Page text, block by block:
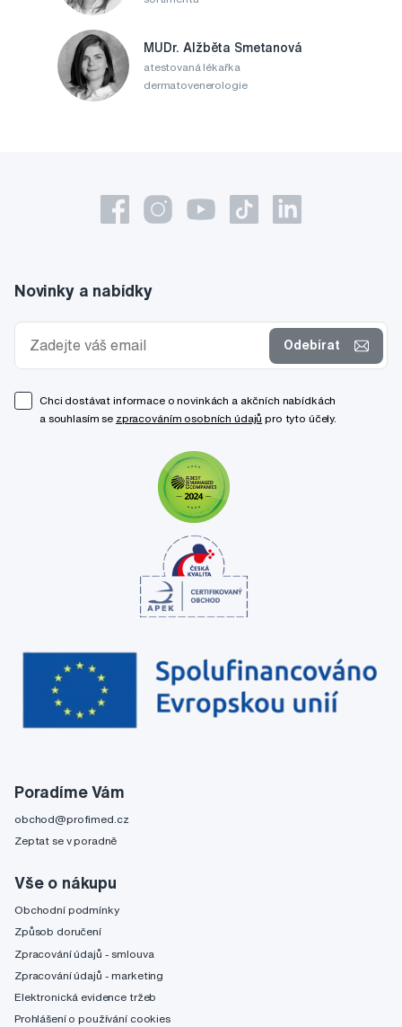
MUDr. Alžběta Smetanová
atestovaná lékařka
dermatovenerologie
Poradíme Vám
obchod@profimed.cz
Zeptat se v poradně
Vše o nákupu
Obchodní podmínky
Způsob doručení
Zpracování údajů - smlouva
Zpracování údajů - marketing
Elektronická evidence tržeb
Prohlášení o používání cookies
Novinky a nabídky
Odebírat
Chci dostávat informace o novinkách a akčních nabídkách
a souhlasím se zpracováním osobních údajů pro tyto účely.